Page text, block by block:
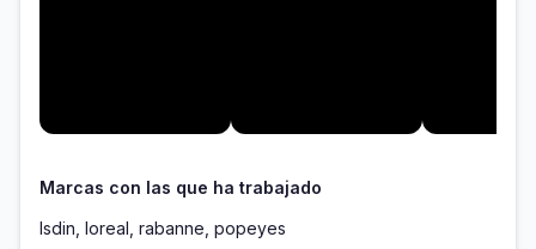
Marcas con las que ha trabajado
Isdin, loreal, rabanne, popeyes